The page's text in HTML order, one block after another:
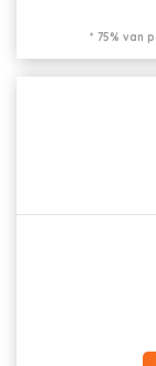
* 75% van